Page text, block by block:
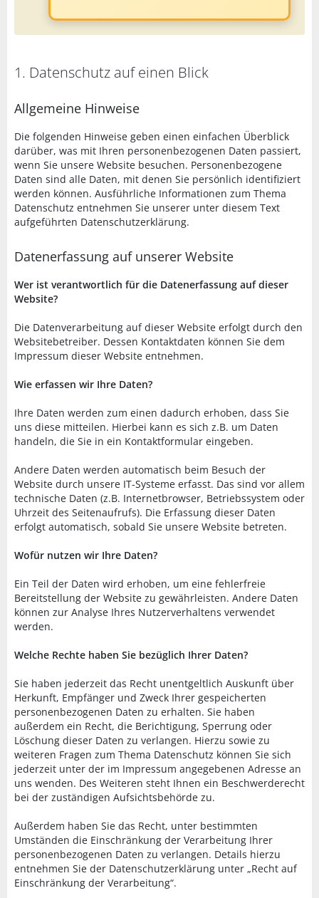
1. Datenschutz auf einen Blick
Allgemeine Hinweise
Die folgenden Hinweise geben einen einfachen Überblick
darüber, was mit Ihren personenbezogenen Daten passiert,
wenn Sie unsere Website besuchen. Personenbezogene
Daten sind alle Daten, mit denen Sie persönlich identifiziert
werden können. Ausführliche Informationen zum Thema
Datenschutz entnehmen Sie unserer unter diesem Text
aufgeführten Datenschutzerklärung.
Datenerfassung auf unserer Website
Wer ist verantwortlich für die Datenerfassung auf dieser
Website?
Die Datenverarbeitung auf dieser Website erfolgt durch den
Websitebetreiber. Dessen Kontaktdaten können Sie dem
Impressum dieser Website entnehmen.
Wie erfassen wir Ihre Daten?
Ihre Daten werden zum einen dadurch erhoben, dass Sie
uns diese mitteilen. Hierbei kann es sich z.B. um Daten
handeln, die Sie in ein Kontaktformular eingeben.
Andere Daten werden automatisch beim Besuch der
Website durch unsere IT-Systeme erfasst. Das sind vor allem
technische Daten (z.B. Internetbrowser, Betriebssystem oder
Uhrzeit des Seitenaufrufs). Die Erfassung dieser Daten
erfolgt automatisch, sobald Sie unsere Website betreten.
Wofür nutzen wir Ihre Daten?
Ein Teil der Daten wird erhoben, um eine fehlerfreie
Bereitstellung der Website zu gewährleisten. Andere Daten
können zur Analyse Ihres Nutzerverhaltens verwendet
werden.
Welche Rechte haben Sie bezüglich Ihrer Daten?
Sie haben jederzeit das Recht unentgeltlich Auskunft über
Herkunft, Empfänger und Zweck Ihrer gespeicherten
personenbezogenen Daten zu erhalten. Sie haben
außerdem ein Recht, die Berichtigung, Sperrung oder
Löschung dieser Daten zu verlangen. Hierzu sowie zu
weiteren Fragen zum Thema Datenschutz können Sie sich
jederzeit unter der im Impressum angegebenen Adresse an
uns wenden. Des Weiteren steht Ihnen ein Beschwerderecht
bei der zuständigen Aufsichtsbehörde zu.
Außerdem haben Sie das Recht, unter bestimmten
Umständen die Einschränkung der Verarbeitung Ihrer
personenbezogenen Daten zu verlangen. Details hierzu
entnehmen Sie der Datenschutzerklärung unter „Recht auf
Einschränkung der Verarbeitung“.